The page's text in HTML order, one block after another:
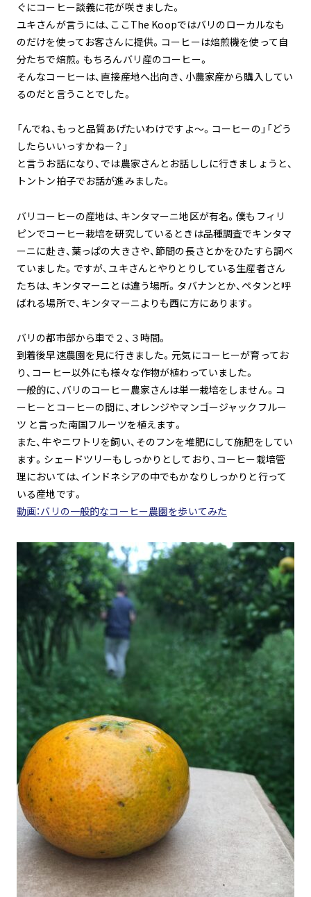
ぐにコーヒー談義に花が咲きました。
ユキさんが言うには、ここThe Koopではバリのローカルなも
のだけを使ってお客さんに提供。コーヒーは焙煎機を使って自
分たちで焙煎。もちろんバリ産のコーヒー。
そんなコーヒーは、直接産地へ出向き、小農家産から購入してい
るのだと言うことでした。
「んでね、もっと品質あげたいわけですよ〜。コーヒーの」「どう
したらいいっすかねー？」
と言うお話になり、では農家さんとお話ししに行きましょうと、
トントン拍子でお話が進みました。
バリコーヒーの産地は、キンタマーニ地区が有名。僕もフィリ
ピンでコーヒー栽培を研究しているときは品種調査でキンタマ
ーニに赴き、葉っぱの大きさや、節間の長さとかをひたすら調べ
ていました。ですが、ユキさんとやりとりしている生産者さん
たちは、キンタマーニとは違う場所。タバナンとか、ペタンと呼
ばれる場所で、キンタマーニよりも西に方にあります。
バリの都市部から車で２、３時間。
到着後早速農園を見に行きました。元気にコーヒーが育ってお
り、コーヒー以外にも様々な作物が植わっていました。
一般的に、バリのコーヒー農家さんは単一栽培をしません。コ
ーヒーとコーヒーの間に、オレンジやマンゴージャックフルー
ツ と言った南国フルーツを植えます。
また、牛やニワトリを飼い、そのフンを堆肥にして施肥をしてい
ます。シェードツリーもしっかりとしており、コーヒー栽培管
理においては、インドネシアの中でもかなりしっかりと行って
いる産地です。
動画：バリの一般的なコーヒー農園を歩いてみた